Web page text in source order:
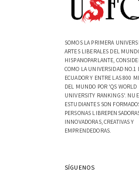
SOMOS LA PRIMERA
ARTES LIBERALES DEL
HISPANOPARLANTE,
COMO LA UNIVERSIDAD NO.1
ECUADOR Y ENTRE LAS 800
DEL MUNDO POR 'QS WORLD
UNIVERSITY RANKINGS'.
ESTUDIANTES SON
PERSONAS
INNOVADORAS, CREATIVAS Y
EMPRENDEDORAS.
SÍGUENOS